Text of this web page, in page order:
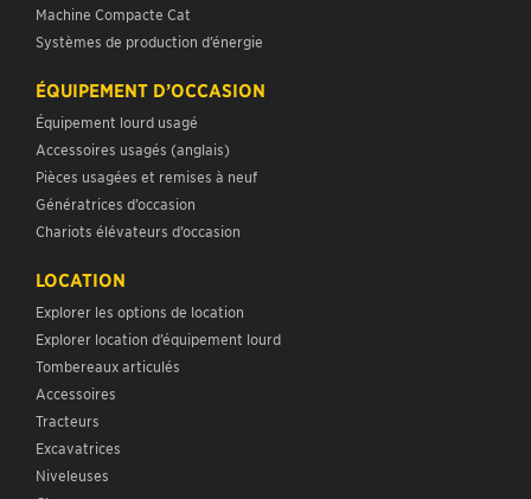
Machine Compacte Cat
Systèmes de production d’énergie
ÉQUIPEMENT D’OCCASION
Équipement lourd usagé
Accessoires usagés (anglais)
Pièces usagées et remises à neuf
Génératrices d’occasion
Chariots élévateurs d’occasion
LOCATION
Explorer les options de location
Explorer location d’équipement lourd
Tombereaux articulés
Accessoires
Tracteurs
Excavatrices
Niveleuses